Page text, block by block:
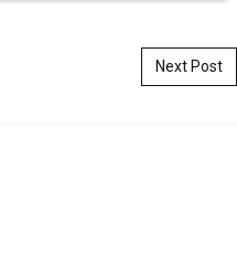
Next Post